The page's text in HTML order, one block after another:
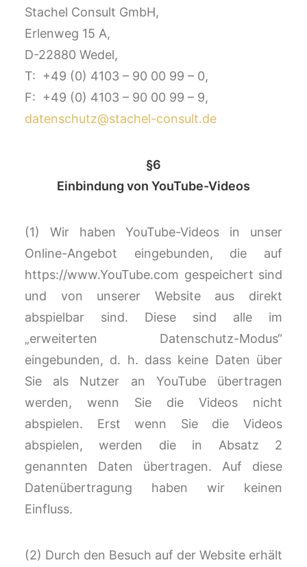
Stachel Consult GmbH,
Erlenweg 15 A,
D-22880 Wedel,
T: +49 (0) 4103 – 90 00 99 – 0,
F: +49 (0) 4103 – 90 00 99 – 9,
datenschutz@stachel-consult.de
§6
Einbindung von YouTube-Videos
(1) Wir haben YouTube-Videos in unser
Online-Angebot eingebunden, die auf
https://www.YouTube.com gespeichert sind
und von unserer Website aus direkt
abspielbar sind. Diese sind alle im
„erweiterten Datenschutz-Modus“
eingebunden, d. h. dass keine Daten über
Sie als Nutzer an YouTube übertragen
werden, wenn Sie die Videos nicht
abspielen. Erst wenn Sie die Videos
abspielen, werden die in Absatz 2
genannten Daten übertragen. Auf diese
Datenübertragung haben wir keinen
Einfluss.
(2) Durch den Besuch auf der Website erhält